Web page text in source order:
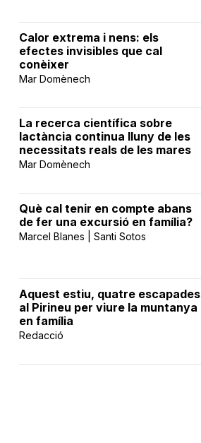
Calor extrema i nens: els
efectes invisibles que cal
conèixer
Mar Domènech
La recerca científica sobre
lactància continua lluny de les
necessitats reals de les mares
Mar Domènech
Què cal tenir en compte abans
de fer una excursió en família?
Marcel Blanes | Santi Sotos
Aquest estiu, quatre escapades
al Pirineu per viure la muntanya
en família
Redacció